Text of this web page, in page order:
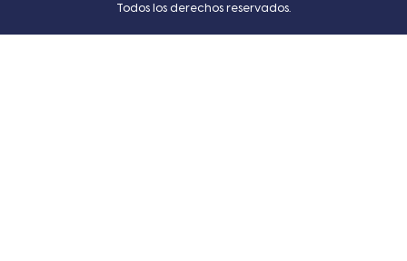
Todos los derechos reservados.